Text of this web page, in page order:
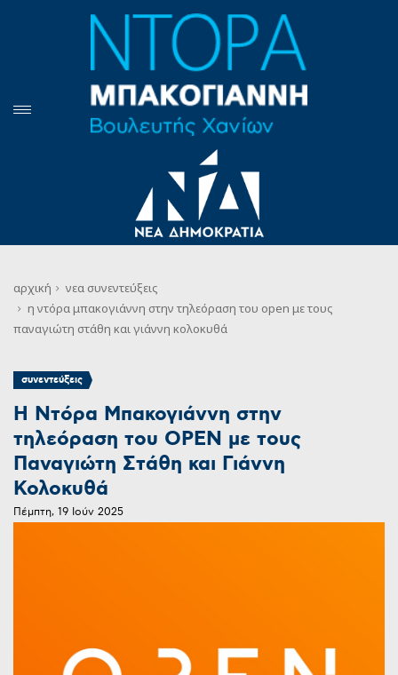
αρχική νεα συνεντεύξεις
η ντόρα μπακογιάννη στην τηλεόραση του open με τους
παναγιώτη στάθη και γιάννη κολοκυθά
συνεντεύξεις
Η Ντόρα Μπακογιάννη στην
τηλεόραση του OPEN με τους
Παναγιώτη Στάθη και Γιάννη
Κολοκυθά
Πέμπτη, 19 Ιούν 2025